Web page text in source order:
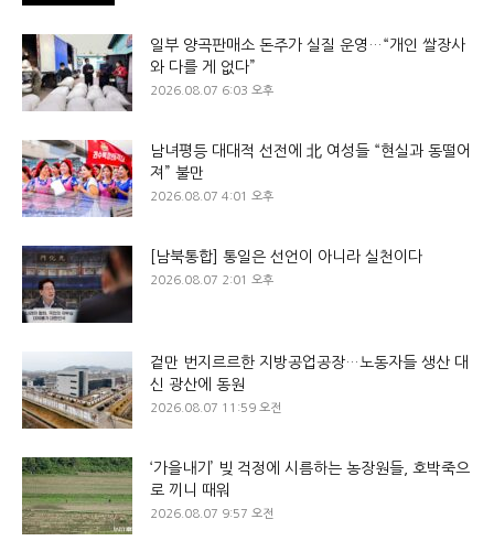
일부 양곡판매소 돈주가 실질 운영…“개인 쌀장사
와 다를 게 없다”
2026.08.07 6:03 오후
남녀평등 대대적 선전에 北 여성들 “현실과 동떨어
져” 불만
2026.08.07 4:01 오후
[남북통합] 통일은 선언이 아니라 실천이다
2026.08.07 2:01 오후
겉만 번지르르한 지방공업공장…노동자들 생산 대
신 광산에 동원
2026.08.07 11:59 오전
‘가을내기’ 빚 걱정에 시름하는 농장원들, 호박죽으
로 끼니 때워
2026.08.07 9:57 오전